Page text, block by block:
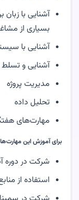
آشنایی با زبان
بسیاری از
آشنایی با
آشنایی و تسلط
مدیریت پروژه
تحلیل داده
مهارت‌های
برای آموزش این
شرکت در دوره
استفاده از